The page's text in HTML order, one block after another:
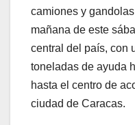
camiones y
mañana de este
central del país, con
toneladas de ayuda
hasta el centro de
ciudad de Caracas.